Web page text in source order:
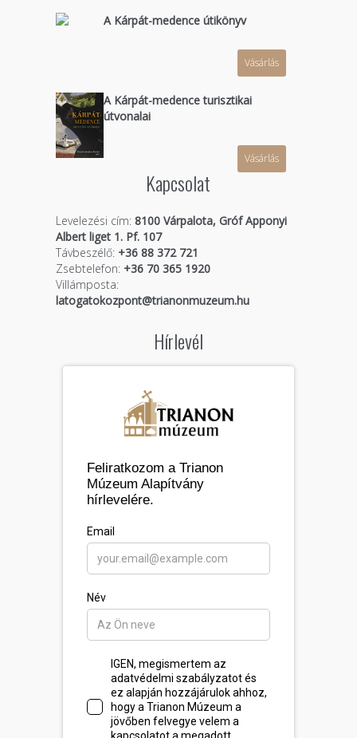
A Kárpát-medence útikönyv
Vásárlás
A Kárpát-medence turisztikai
útvonalai
Vásárlás
Kapcsolat
Levelezési cím: 8100 Várpalota, Gróf Apponyi
Albert liget 1. Pf. 107
Távbeszélő:+36 88 372 721
Zsebtelefon:+36 70 365 1920
Villámposta:
latogatokozpont@trianonmuzeum.hu
Hírlevél